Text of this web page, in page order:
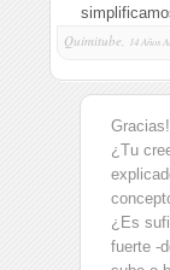
Quimitube,
14 Años
¿Tu
¿Es
fuerte -